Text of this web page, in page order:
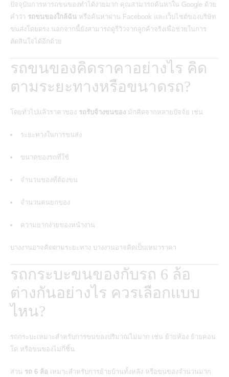
ปัจจุบันการหารถขนของทำได้ง่ายมาก คุณสามารถค้นหาใน Google ด้วย
คำว่า รถขนของใกล้ฉัน หรือค้นหาผ่าน Facebook และเว็บไซต์ของบริษัท
ขนส่งโดยตรง นอกจากนี้ยังสามารถดูรีวิวจากลูกค้าจริงเพื่อช่วยในการ
ตัดสินใจได้อีกด้วย
รถขนของคิดราคาอย่างไร คิด
ตามระยะทางหรือขนาดรถ?
โดยทั่วไปแล้วราคาของ รถรับจ้างขนของ มักคิดจากหลายปัจจัย เช่น
ระยะทางในการขนส่ง
ขนาดของรถที่ใช้
จำนวนของที่ต้องขน
จำนวนคนยกของ
ความยากง่ายของหน้างาน
บางงานอาจคิดตามระยะทาง บางงานอาจคิดเป็นเหมาราคา
รถกระบะขนของกับรถ 6 ล้อ
ต่างกันอย่างไร ควรเลือกแบบ
ไหน?
รถกระบะเหมาะสำหรับการขนของปริมาณไม่มาก เช่น ย้ายห้อง ย้ายคอน
โด หรือขนของไม่กี่ชิ้น
ส่วน รถ 6 ล้อ เหมาะสำหรับการย้ายบ้านทั้งหลัง หรือขนของจำนวนมาก